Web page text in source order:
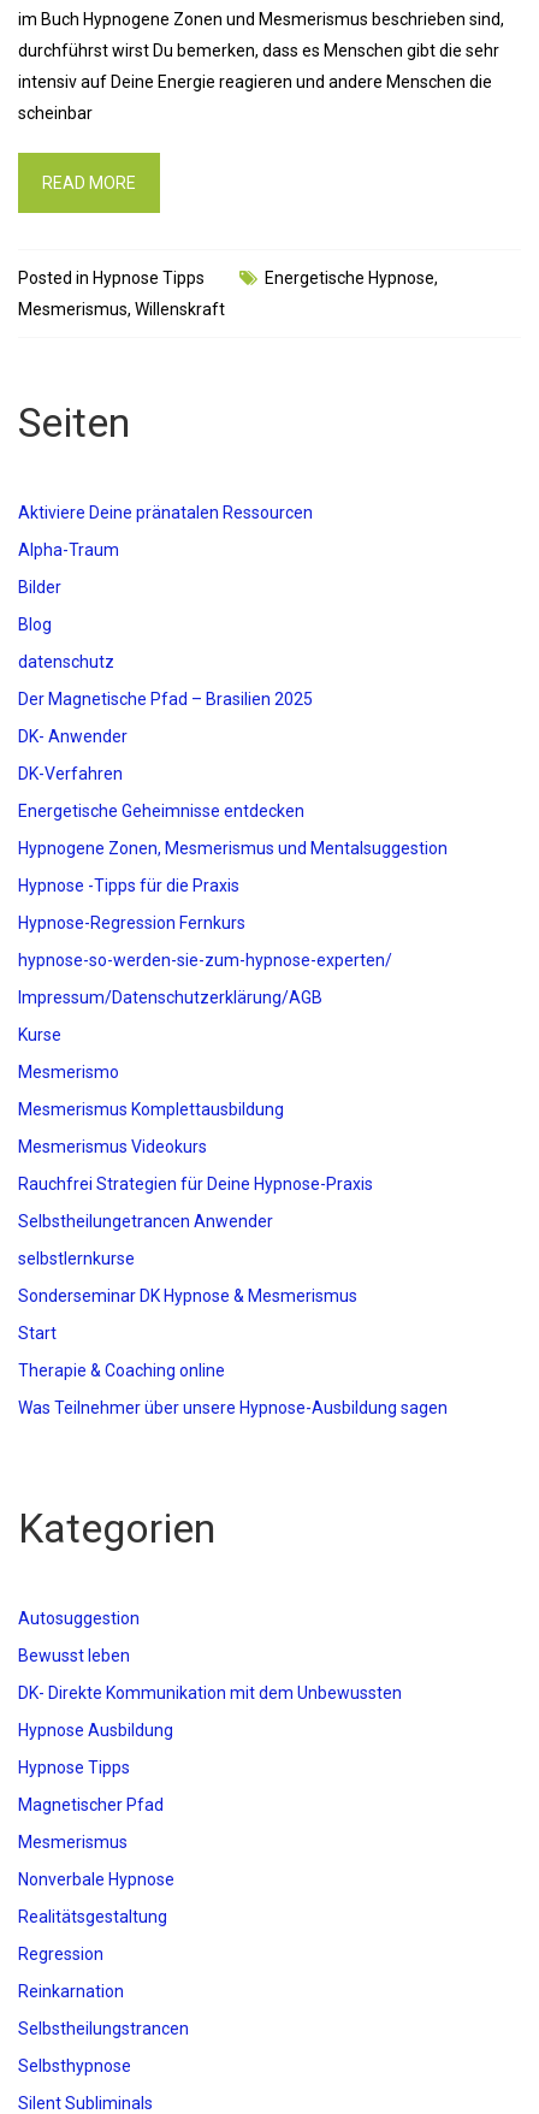
im Buch Hypnogene Zonen und Mesmerismus beschrieben sind,
durchführst wirst Du bemerken, dass es Menschen gibt die sehr
intensiv auf Deine Energie reagieren und andere Menschen die
scheinbar
READ MORE
Posted in Hypnose Tipps Energetische Hypnose,
Mesmerismus, Willenskraft
Seiten
Aktiviere Deine pränatalen Ressourcen
Alpha-Traum
Bilder
Blog
datenschutz
Der Magnetische Pfad – Brasilien 2025
DK- Anwender
DK-Verfahren
Energetische Geheimnisse entdecken
Hypnogene Zonen, Mesmerismus und Mentalsuggestion
Hypnose -Tipps für die Praxis
Hypnose-Regression Fernkurs
hypnose-so-werden-sie-zum-hypnose-experten/
Impressum/Datenschutzerklärung/AGB
Kurse
Mesmerismo
Mesmerismus Komplettausbildung
Mesmerismus Videokurs
Rauchfrei Strategien für Deine Hypnose-Praxis
Selbstheilungetrancen Anwender
selbstlernkurse
Sonderseminar DK Hypnose & Mesmerismus
Start
Therapie & Coaching online
Was Teilnehmer über unsere Hypnose-Ausbildung sagen
Kategorien
Autosuggestion
Bewusst leben
DK- Direkte Kommunikation mit dem Unbewussten
Hypnose Ausbildung
Hypnose Tipps
Magnetischer Pfad
Mesmerismus
Nonverbale Hypnose
Realitätsgestaltung
Regression
Reinkarnation
Selbstheilungstrancen
Selbsthypnose
Silent Subliminals